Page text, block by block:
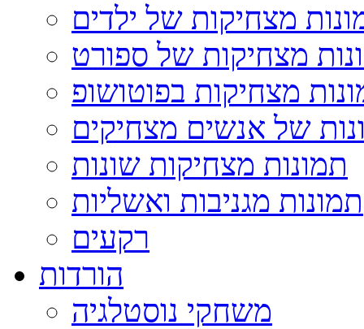
מצחיקות של ילדים
מצחיקות של ספורט
מצחיקות בפוטושופ
של אנשים מצחיקים
תמונות מצחיקות שונות
תמונות מגניבות ואשליות
רקעים
הורדות
משחקי נוסטלגיה